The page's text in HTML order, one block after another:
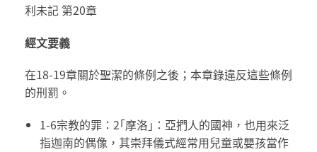
利未記 第20章
經文要義
在18-19章關於聖潔的條例之後；本章錄違反這些條例
的刑罰。
1-6宗教的罪：2｢摩洛｣：亞捫人的國神，也用來泛
指迦南的偶像，其崇拜儀式經常用兒童或嬰孩當作